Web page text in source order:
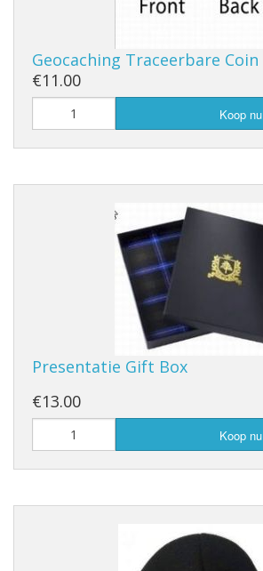
Geocaching Traceerbare Coin
€11.00
Koop nu
Presentatie Gift Box
€13.00
Koop nu